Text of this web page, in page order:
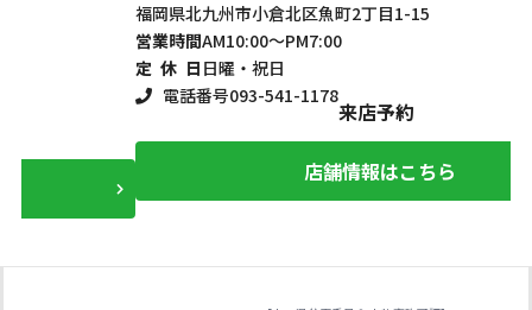
福岡県北九州市小倉北区魚町2丁目1-15
AM10:00～PM7:00
日曜・祝日
093-541-1178
来店予約
店舗情報はこちら